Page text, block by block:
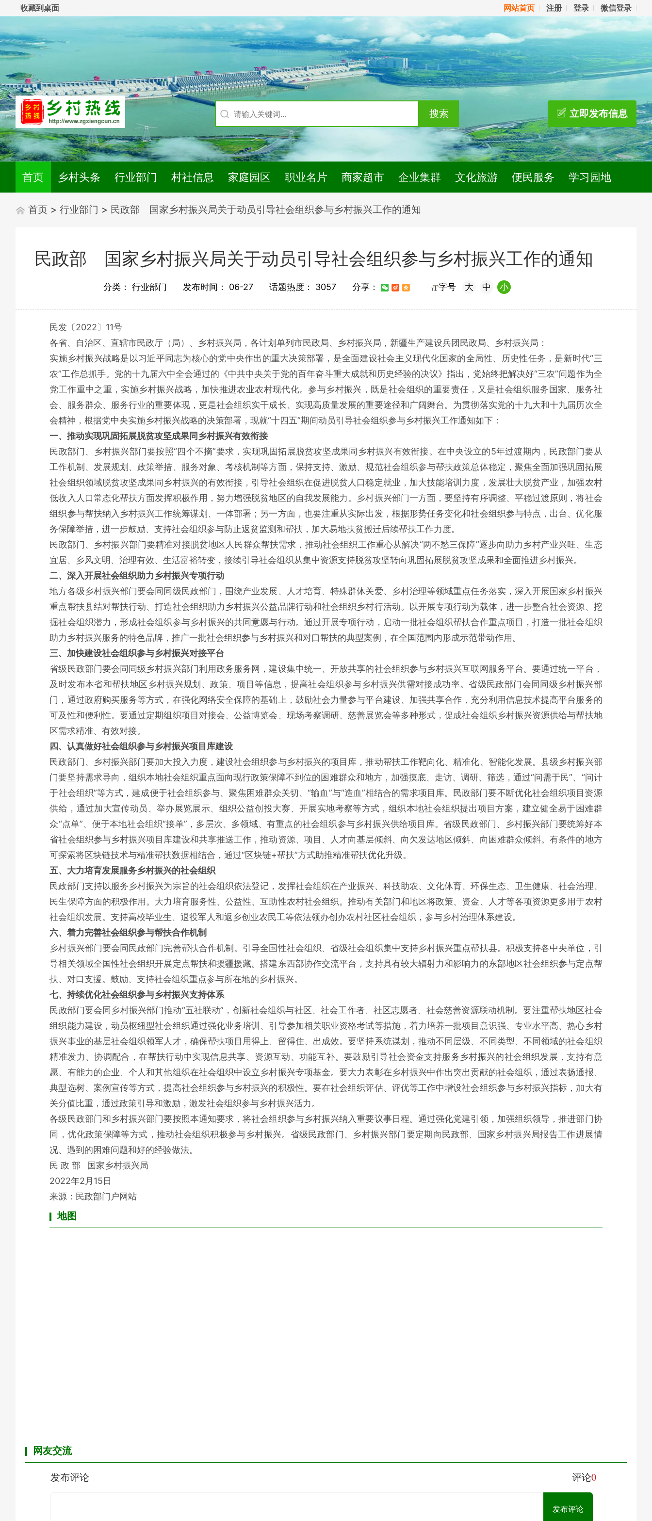
收藏到桌面 网站首页 注册 登录 微信登录
搜索 立即发布信息
首页 乡村头条 行业部门 村社信息 家庭园区 职业名片 商家超市 企业集群 文化旅游 便民服务 学习园地
首页 > 行业部门 > 民政部 国家乡村振兴局关于动员引导社会组织参与乡村振兴工作的通知
民政部 国家乡村振兴局关于动员引导社会组织参与乡村振兴工作的通知
分类： 行业部门 发布时间： 06-27 话题热度： 3057 分享： 字号 大 中 小
民发〔2022〕11号
各省、自治区、直辖市民政厅（局）、乡村振兴局，各计划单列市民政局、乡村振兴局，新疆生产建设兵团民政局、乡村振兴局：
实施乡村振兴战略是以习近平同志为核心的党中央作出的重大决策部署，是全面建设社会主义现代化国家的全局性、历史性任务，是新时代“三
农”工作总抓手。党的十九届六中全会通过的《中共中央关于党的百年奋斗重大成就和历史经验的决议》指出，党始终把解决好“三农”问题作为全
党工作重中之重，实施乡村振兴战略，加快推进农业农村现代化。参与乡村振兴，既是社会组织的重要责任，又是社会组织服务国家、服务社
会、服务群众、服务行业的重要体现，更是社会组织实干成长、实现高质量发展的重要途径和广阔舞台。为贯彻落实党的十九大和十九届历次全
会精神，根据党中央实施乡村振兴战略的决策部署，现就“十四五”期间动员引导社会组织参与乡村振兴工作通知如下：
一、推动实现巩固拓展脱贫攻坚成果同乡村振兴有效衔接
民政部门、乡村振兴部门要按照“四个不摘”要求，实现巩固拓展脱贫攻坚成果同乡村振兴有效衔接。在中央设立的5年过渡期内，民政部门要从
工作机制、发展规划、政策举措、服务对象、考核机制等方面，保持支持、激励、规范社会组织参与帮扶政策总体稳定，聚焦全面加强巩固拓展
社会组织领域脱贫攻坚成果同乡村振兴的有效衔接，引导社会组织在促进脱贫人口稳定就业，加大技能培训力度，发展壮大脱贫产业，加强农村
低收入人口常态化帮扶方面发挥积极作用，努力增强脱贫地区的自我发展能力。乡村振兴部门一方面，要坚持有序调整、平稳过渡原则，将社会
组织参与帮扶纳入乡村振兴工作统筹谋划、一体部署；另一方面，也要注重从实际出发，根据形势任务变化和社会组织参与特点，出台、优化服
务保障举措，进一步鼓励、支持社会组织参与防止返贫监测和帮扶，加大易地扶贫搬迁后续帮扶工作力度。
民政部门、乡村振兴部门要精准对接脱贫地区人民群众帮扶需求，推动社会组织工作重心从解决“两不愁三保障”逐步向助力乡村产业兴旺、生态
宜居、乡风文明、治理有效、生活富裕转变，接续引导社会组织从集中资源支持脱贫攻坚转向巩固拓展脱贫攻坚成果和全面推进乡村振兴。
二、深入开展社会组织助力乡村振兴专项行动
地方各级乡村振兴部门要会同同级民政部门，围绕产业发展、人才培育、特殊群体关爱、乡村治理等领域重点任务落实，深入开展国家乡村振兴
重点帮扶县结对帮扶行动、打造社会组织助力乡村振兴公益品牌行动和社会组织乡村行活动。以开展专项行动为载体，进一步整合社会资源、挖
掘社会组织潜力，形成社会组织参与乡村振兴的共同意愿与行动。通过开展专项行动，启动一批社会组织帮扶合作重点项目，打造一批社会组织
助力乡村振兴服务的特色品牌，推广一批社会组织参与乡村振兴和对口帮扶的典型案例，在全国范围内形成示范带动作用。
三、加快建设社会组织参与乡村振兴对接平台
省级民政部门要会同同级乡村振兴部门利用政务服务网，建设集中统一、开放共享的社会组织参与乡村振兴互联网服务平台。要通过统一平台，
及时发布本省和帮扶地区乡村振兴规划、政策、项目等信息，提高社会组织参与乡村振兴供需对接成功率。省级民政部门会同同级乡村振兴部
门，通过政府购买服务等方式，在强化网络安全保障的基础上，鼓励社会力量参与平台建设、加强共享合作，充分利用信息技术提高平台服务的
可及性和便利性。要通过定期组织项目对接会、公益博览会、现场考察调研、慈善展览会等多种形式，促成社会组织乡村振兴资源供给与帮扶地
区需求精准、有效对接。
四、认真做好社会组织参与乡村振兴项目库建设
民政部门、乡村振兴部门要加大投入力度，建设社会组织参与乡村振兴的项目库，推动帮扶工作靶向化、精准化、智能化发展。县级乡村振兴部
门要坚持需求导向，组织本地社会组织重点面向现行政策保障不到位的困难群众和地方，加强摸底、走访、调研、筛选，通过“问需于民”、“问计
于社会组织”等方式，建成便于社会组织参与、聚焦困难群众关切、“输血”与“造血”相结合的需求项目库。民政部门要不断优化社会组织项目资源
供给，通过加大宣传动员、举办展览展示、组织公益创投大赛、开展实地考察等方式，组织本地社会组织提出项目方案，建立健全易于困难群
众“点单”、便于本地社会组织“接单”，多层次、多领域、有重点的社会组织参与乡村振兴供给项目库。省级民政部门、乡村振兴部门要统筹好本
省社会组织参与乡村振兴项目库建设和共享推送工作，推动资源、项目、人才向基层倾斜、向欠发达地区倾斜、向困难群众倾斜。有条件的地方
可探索将区块链技术与精准帮扶数据相结合，通过“区块链+帮扶”方式助推精准帮扶优化升级。
五、大力培育发展服务乡村振兴的社会组织
民政部门支持以服务乡村振兴为宗旨的社会组织依法登记，发挥社会组织在产业振兴、科技助农、文化体育、环保生态、卫生健康、社会治理、
民生保障方面的积极作用。大力培育服务性、公益性、互助性农村社会组织。推动有关部门和地区将政策、资金、人才等各项资源更多用于农村
社会组织发展。支持高校毕业生、退役军人和返乡创业农民工等依法领办创办农村社区社会组织，参与乡村治理体系建设。
六、着力完善社会组织参与帮扶合作机制
乡村振兴部门要会同民政部门完善帮扶合作机制。引导全国性社会组织、省级社会组织集中支持乡村振兴重点帮扶县。积极支持各中央单位，引
导相关领域全国性社会组织开展定点帮扶和援疆援藏。搭建东西部协作交流平台，支持具有较大辐射力和影响力的东部地区社会组织参与定点帮
扶、对口支援。鼓励、支持社会组织重点参与所在地的乡村振兴。
七、持续优化社会组织参与乡村振兴支持体系
民政部门要会同乡村振兴部门推动“五社联动”，创新社会组织与社区、社会工作者、社区志愿者、社会慈善资源联动机制。要注重帮扶地区社会
组织能力建设，动员枢纽型社会组织通过强化业务培训、引导参加相关职业资格考试等措施，着力培养一批项目意识强、专业水平高、热心乡村
振兴事业的基层社会组织领军人才，确保帮扶项目用得上、留得住、出成效。要坚持系统谋划，推动不同层级、不同类型、不同领域的社会组织
精准发力、协调配合，在帮扶行动中实现信息共享、资源互动、功能互补。要鼓励引导社会资金支持服务乡村振兴的社会组织发展，支持有意
愿、有能力的企业、个人和其他组织在社会组织中设立乡村振兴专项基金。要大力表彰在乡村振兴中作出突出贡献的社会组织，通过表扬通报、
典型选树、案例宣传等方式，提高社会组织参与乡村振兴的积极性。要在社会组织评估、评优等工作中增设社会组织参与乡村振兴指标，加大有
关分值比重，通过政策引导和激励，激发社会组织参与乡村振兴活力。
各级民政部门和乡村振兴部门要按照本通知要求，将社会组织参与乡村振兴纳入重要议事日程。通过强化党建引领，加强组织领导，推进部门协
同，优化政策保障等方式，推动社会组织积极参与乡村振兴。省级民政部门、乡村振兴部门要定期向民政部、国家乡村振兴局报告工作进展情
况、遇到的困难问题和好的经验做法。
民 政 部 国家乡村振兴局
2022年2月15日
来源： 民政部门户网站
地图
网友交流
发布评论 评论0
发布评论